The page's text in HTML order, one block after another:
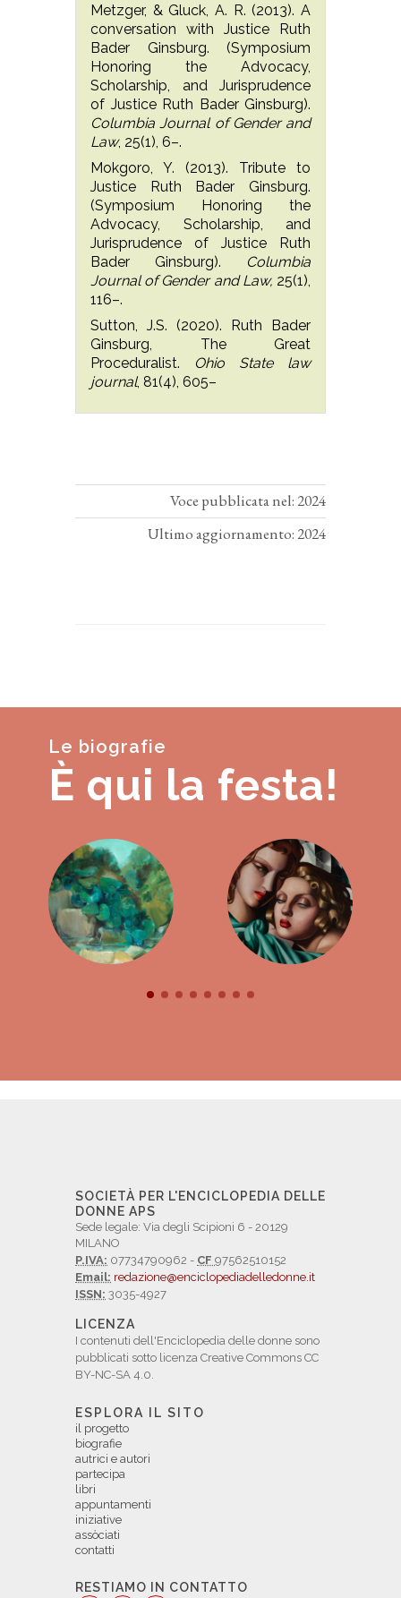
Metzger, & Gluck, A. R. (2013). A
conversation with Justice Ruth
Bader Ginsburg. (Symposium
Honoring the Advocacy,
Scholarship, and Jurisprudence
of Justice Ruth Bader Ginsburg).
Columbia Journal of Gender and
Law, 25(1), 6–.
Mokgoro, Y. (2013). Tribute to
Justice Ruth Bader Ginsburg.
(Symposium Honoring the
Advocacy, Scholarship, and
Jurisprudence of Justice Ruth
Bader Ginsburg).
Columbia
Journal of Gender and Law, 25(1),
116–.
Sutton, J.S. (2020). Ruth Bader
Ginsburg, The Great
Proceduralist. Ohio State law
journal, 81(4), 605–
Voce pubblicata nel: 2024
Ultimo aggiornamento: 2024
Le biografie
È qui la festa!
SOCIETÀ PER L'ENCICLOPEDIA DELLE
DONNE APS
Sede legale: Via degli Scipioni 6 - 20129
MILANO
P.IVA: 07734790962 - CF 97562510152
Email: redazione@enciclopediadelledonne.it
ISSN: 3035-4927
LICENZA
I contenuti dell'Enciclopedia delle donne sono
pubblicati sotto licenza Creative Commons CC
BY-NC-SA 4.0.
ESPLORA IL SITO
il progetto
biografie
autrici e autori
partecipa
libri
appuntamenti
iniziative
assòciati
contatti
RESTIAMO IN CONTATTO